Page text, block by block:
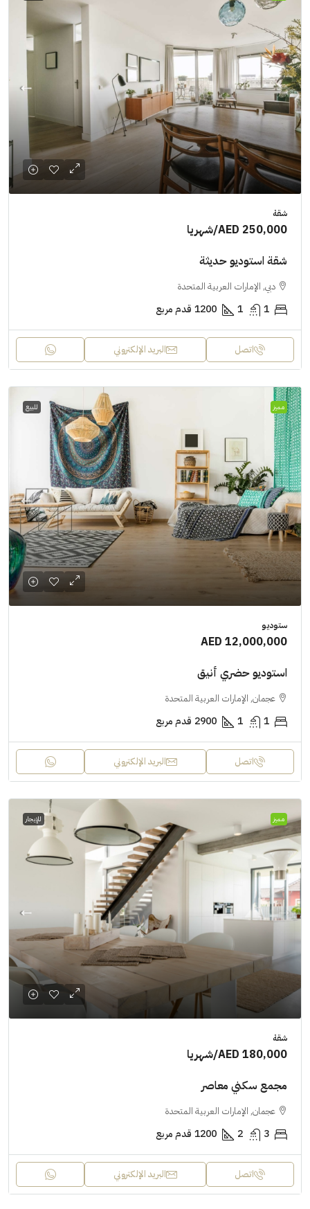
شقة
AED 250,000/شهريا
شقة استوديو حديثة
دبي, الإمارات العربية المتحدة
1
1
1200 قدم مربع
اتصل البريد الإلكتروني
مميز للبيع
ستوديو
AED 12,000,000
استوديو حضري أنيق
عجمان, الإمارات العربية المتحدة
1
1
2900 قدم مربع
اتصل البريد الإلكتروني
مميز للإيجار
شقة
AED 180,000/شهريا
مجمع سكني معاصر
عجمان, الإمارات العربية المتحدة
3
2
1200 قدم مربع
اتصل البريد الإلكتروني